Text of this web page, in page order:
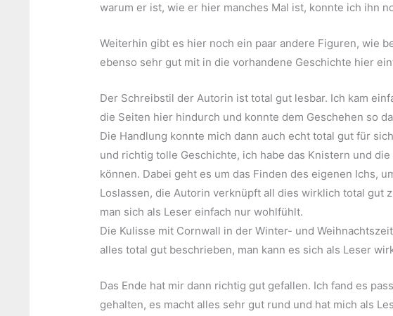
warum er ist, wie er hier manches Mal ist, konnte ich ihn
Weiterhin gibt es hier noch ein paar andere Figuren, wie
ebenso sehr gut mit in die vorhandene Geschichte hier
Der Schreibstil der Autorin ist total gut lesbar. Ich kam
die Seiten hier hindurch und konnte dem Geschehen so
Die Handlung konnte mich dann auch echt total gut für
und richtig tolle Geschichte, ich habe das Knistern und
können. Dabei geht es um das Finden des eigenen Ichs,
Loslassen, die Autorin verknüpft all dies wirklich total gut
man sich als Leser einfach nur wohlfühlt.
Die Kulisse mit Cornwall in der Winter- und
alles total gut beschrieben, man kann es sich als Leser
Das Ende hat mir dann richtig gut gefallen. Ich fand es
gehalten, es macht alles sehr gut rund und hat mich als